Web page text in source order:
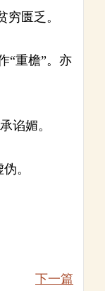
匮乏。
“重檐”。亦
谄媚。
。
下一篇